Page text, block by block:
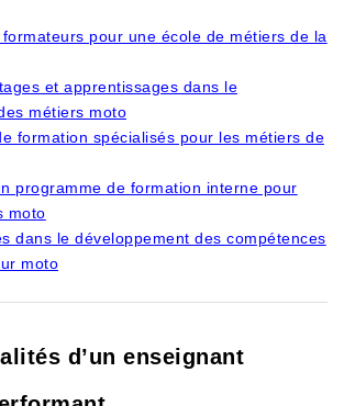
pour une école de métiers de la
et apprentissages dans le
métiers moto
formation spécialisés pour les métiers de
programme de formation interne pour
moto
dans le développement des compétences
moto
d’un enseignant